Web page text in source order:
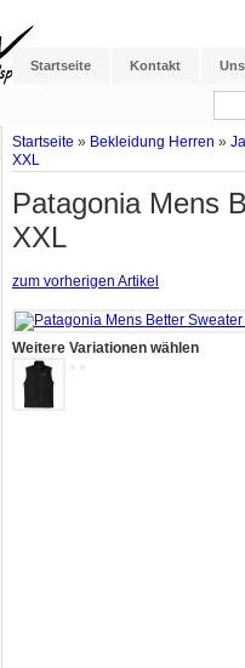
Startseite Kontakt
Startseite » Bekleidung Herren »
XXL
Patagonia Mens
XXL
zum vorherigen Artikel
Weitere Variationen wählen